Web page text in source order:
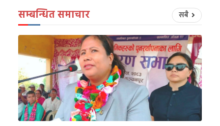
सम्बन्धित समाचार सबै